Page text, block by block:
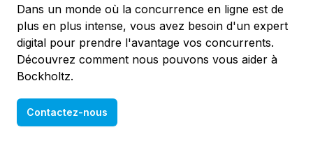
Dans un monde où la concurrence en ligne est de
plus en plus intense, vous avez besoin d'un expert
digital pour prendre l'avantage vos concurrents.
Découvrez comment nous pouvons vous aider à
Bockholtz.
Contactez-nous